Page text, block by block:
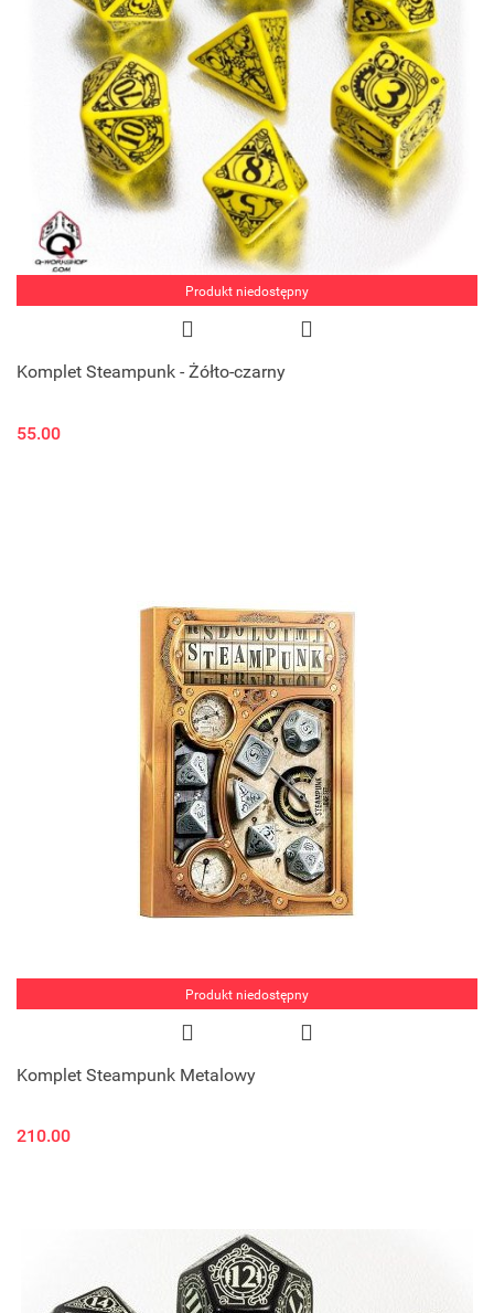
Produkt niedostępny
Komplet Steampunk - Żółto-czarny
55.00
Produkt niedostępny
Komplet Steampunk Metalowy
210.00